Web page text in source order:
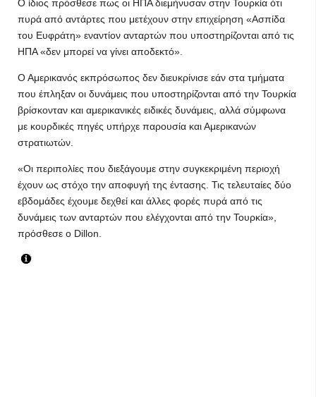
Ο ίδιος πρόσθεσε πως οι ΗΠΑ διεμήνυσαν στην Τουρκία ότι
πυρά από αντάρτες που μετέχουν στην επιχείρηση «Ασπίδα
του Ευφράτη» εναντίον ανταρτών που υποστηρίζονται από τις
ΗΠΑ «δεν μπορεί να γίνει αποδεκτό».
Ο Αμερικανός εκπρόσωπος δεν διευκρίνισε εάν στα τμήματα
που έπληξαν οι δυνάμεις που υποστηρίζονται από την Τουρκία
βρίσκονταν και αμερικανικές ειδικές δυνάμεις, αλλά σύμφωνα
με κουρδικές πηγές υπήρχε παρουσία και Αμερικανών
στρατιωτών.
«Οι περιπολίες που διεξάγουμε στην συγκεκριμένη περιοχή
έχουν ως στόχο την αποφυγή της έντασης. Τις τελευταίες δύο
εβδομάδες έχουμε δεχθεί και άλλες φορές πυρά από τις
δυνάμεις των ανταρτών που ελέγχονται από την Τουρκία»,
πρόσθεσε ο Dillon.